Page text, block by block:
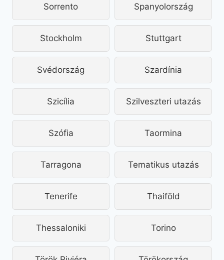
Sorrento Spanyolország
Stockholm Stuttgart
Svédország Szardínia
Szicília Szilveszteri utazás
Szófia Taormina
Tarragona Tematikus utazás
Tenerife Thaiföld
Thessaloniki Torino